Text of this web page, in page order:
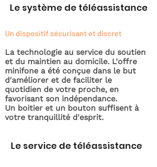
Le système de téléassistance
Un dispositif sécurisant et discret
La technologie au service du soutien
et du maintien au domicile. L'offre
minifone a été conçue dans le but
d'améliorer et de faciliter le
quotidien de votre proche, en
favorisant son indépendance.
Un boitier et un bouton suffisent à
votre tranquillité d'esprit.
Le service de téléassistance